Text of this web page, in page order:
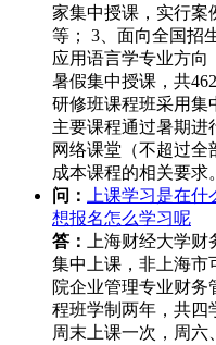
家集中授课，实行案
等； 3、面向全国招
应用语言学专业方向
暑假集中授课，共
研修班课程班采用集
主要课程通过暑期进
网络课堂（不超过全
成本课程的相关要求。
问：
上课学习是在
想报名怎么学习呢
答：
上海财经大学
集中上课，非上海市
院企业管理专业财
程班学制两年，共四
周末上课一次，周六